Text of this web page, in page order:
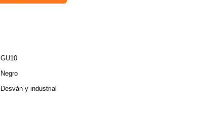
GU10
Negro
Desván y industrial